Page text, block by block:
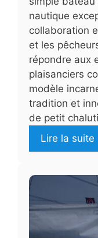
nautique
collaboration
et les
répondre aux
plaisanciers
modèle
tradition et
de petit
Lire la suite